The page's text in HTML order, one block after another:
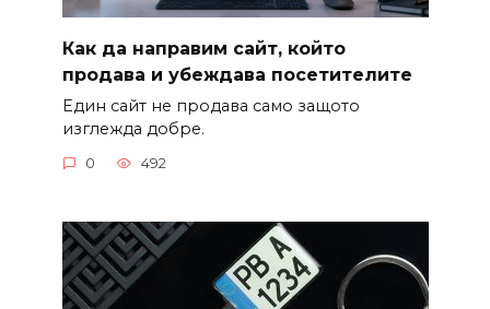
Как да направим сайт, който
продава и убеждава посетителите
Един сайт не продава само защото
изглежда добре.
0 492